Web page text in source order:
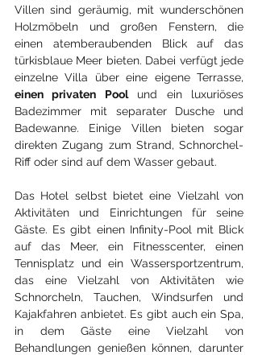
Villen sind geräumig, mit wunderschönen
Holzmöbeln und großen Fenstern, die
einen atemberaubenden Blick auf das
türkisblaue Meer bieten. Dabei verfügt jede
einen privaten Pool und ein luxuriöses
Badezimmer mit separater Dusche und
Badewanne. Einige Villen bieten sogar
direkten Zugang zum Strand, Schnorchel-
Riff oder sind auf dem Wasser gebaut.
Das Hotel selbst bietet eine Vielzahl von
Aktivitäten und Einrichtungen für seine
Gäste. Es gibt einen Infinity-Pool mit Blick
auf das Meer, ein Fitnesscenter, einen
Tennisplatz und ein Wassersportzentrum,
das eine Vielzahl von Aktivitäten wie
Schnorcheln, Tauchen, Windsurfen und
Kajakfahren anbietet. Es gibt auch ein Spa,
in dem Gäste eine Vielzahl von
Behandlungen genießen können, darunter